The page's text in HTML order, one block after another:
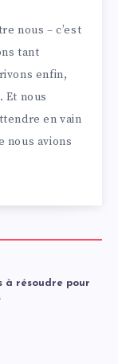
nous – c’est
tant
enfin,
Et nous
en vain
nous avions
à résoudre pour